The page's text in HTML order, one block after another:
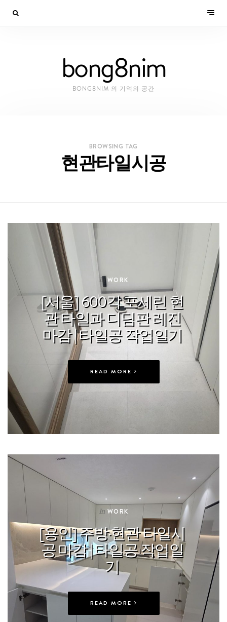
bong8nim
BONG8NIM 의 기억의 공간
BROWSING TAG
현관타일시공
In WORK
[서울] 600각 포세린 현
관 타일과 디딤판 레진
마감 | 타일공 작업일기
READ MORE
In WORK
[용인] 주방·현관 타일시
공 마감 | 타일공 작업일
기
READ MORE